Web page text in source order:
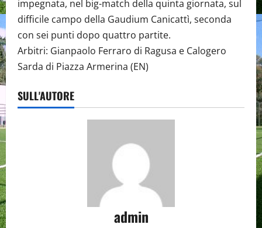
impegnata, nel big-match della quinta giornata, sul
difficile campo della Gaudium Canicattì, seconda
con sei punti dopo quattro partite.
Arbitri: Gianpaolo Ferraro di Ragusa e Calogero
Sarda di Piazza Armerina (EN)
SULL'AUTORE
admin